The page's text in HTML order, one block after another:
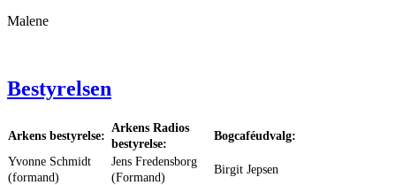
Malene
Bestyrelsen
Arkens bestyrelse:
Arkens Radios
bestyrelse:
Bogcaféudvalg:
Yvonne Schmidt
(formand)
Jens Fredensborg
(Formand)
Birgit Jepsen